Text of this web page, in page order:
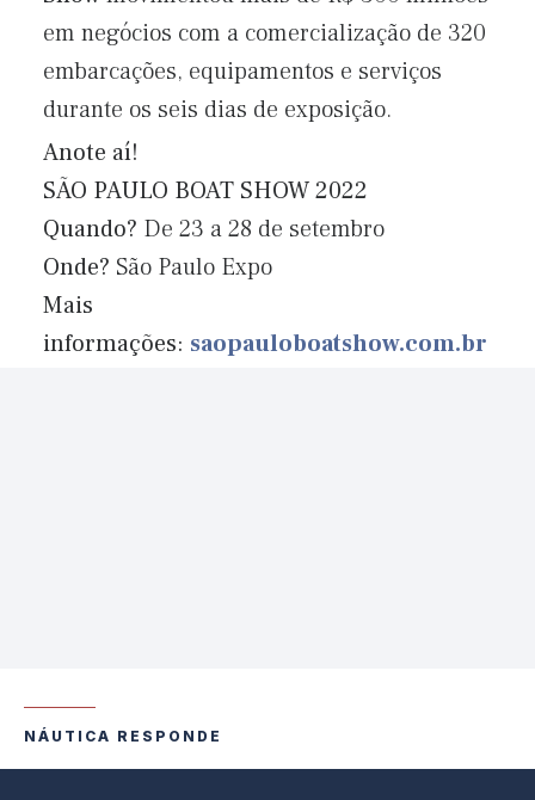
em negócios com a comercialização de 320
embarcações, equipamentos e serviços
durante os seis dias de exposição.
Anote aí!
SÃO PAULO BOAT SHOW 2022
Quando? De 23 a 28 de setembro
Onde? São Paulo Expo
Mais
informações: saopauloboatshow.com.br
NÁUTICA RESPONDE